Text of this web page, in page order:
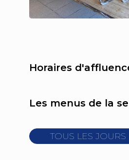
Horaires
Les menus de la
TOUS LES JOURS